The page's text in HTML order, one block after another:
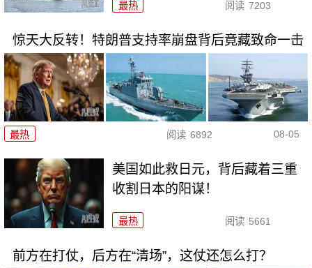
最热 阅读 7203
惊天大反转！特朗普支持率崩盘背后竟藏致命一击
最热 阅读 6892 08-05
美国如此救日元，背后藏着三重
收割日本的阳谋！
最热 阅读 5661
前方在打仗，后方在“清场”，这仗还怎么打？